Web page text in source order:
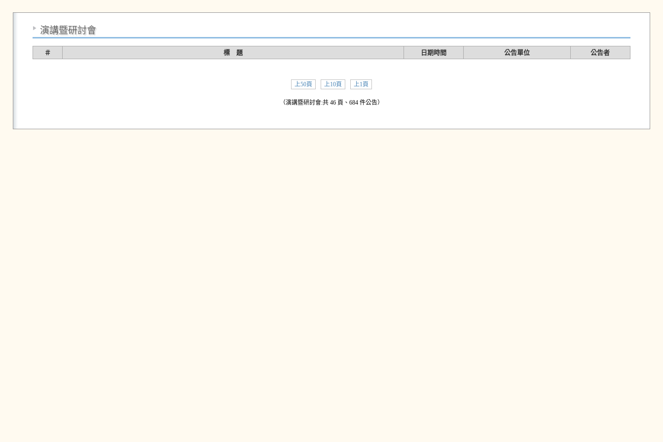
演講暨研討會
＃ 標 題 日期時間 公告單位 公告者
上50頁 上10頁 上1頁
（演講暨研討會:共 46 頁、684 件公告）